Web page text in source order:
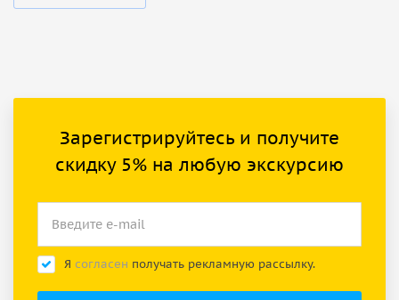
Зарегистрируйтесь и получите
скидку 5% на любую экскурсию
Я согласен получать рекламную рассылку.